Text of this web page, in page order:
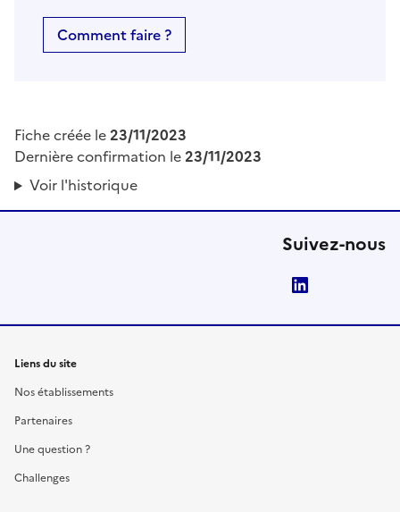
Comment faire ?
Fiche créée le23/11/2023
Dernière confirmation le23/11/2023
Voir l'historique
Suivez-nous
Liens du site
Nos établissements
Partenaires
Une question ?
Challenges